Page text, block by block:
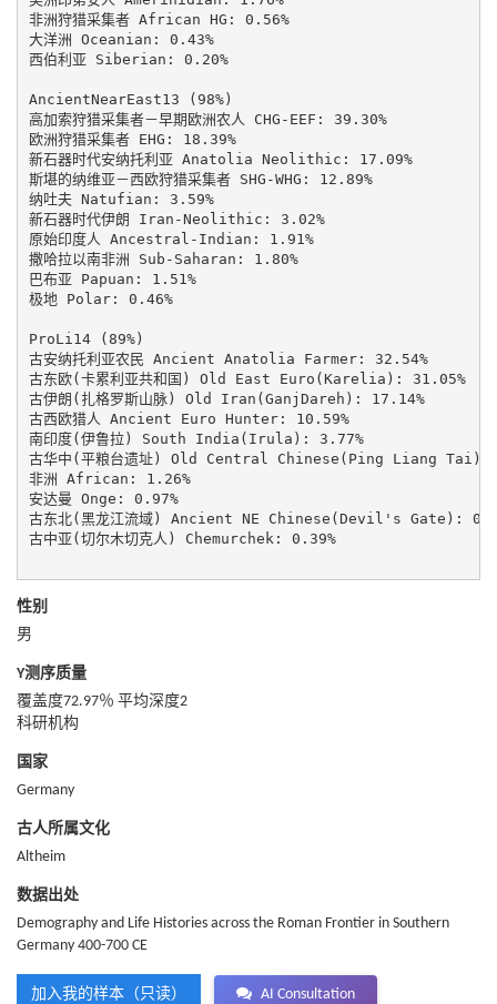
非洲狩猎采集者 African HG: 0.56%
大洋洲 Oceanian: 0.43%
西伯利亚 Siberian: 0.20%
AncientNearEast13 (98%)
高加索狩猎采集者－早期欧洲农人 CHG-EEF: 39.30%
欧洲狩猎采集者 EHG: 18.39%
新石器时代安纳托利亚 Anatolia Neolithic: 17.09%
斯堪的纳维亚－西欧狩猎采集者 SHG-WHG: 12.89%
纳吐夫 Natufian: 3.59%
新石器时代伊朗 Iran-Neolithic: 3.02%
原始印度人 Ancestral-Indian: 1.91%
撒哈拉以南非洲 Sub-Saharan: 1.80%
巴布亚 Papuan: 1.51%
极地 Polar: 0.46%
ProLi14 (89%)
古安纳托利亚农民 Ancient Anatolia Farmer: 32.54%
古东欧(卡累利亚共和国) Old East Euro(Karelia): 31.05%
古伊朗(扎格罗斯山脉) Old Iran(GanjDareh): 17.14%
古西欧猎人 Ancient Euro Hunter: 10.59%
南印度(伊鲁拉) South India(Irula): 3.77%
古华中(平粮台遗址) Old Central Chinese(Ping Liang Tai):
非洲 African: 1.26%
安达曼 Onge: 0.97%
古东北(黑龙江流域) Ancient NE Chinese(Devil's Gate):
古中亚(切尔木切克人) Chemurchek: 0.39%
性别
男
Y测序质量
覆盖度72.97％ 平均深度2
科研机构
国家
Germany
古人所属文化
Altheim
数据出处
Demography and Life Histories across the Roman Frontier in Southern
Germany 400-700 CE
加入我的样本（只读） AI Consultation